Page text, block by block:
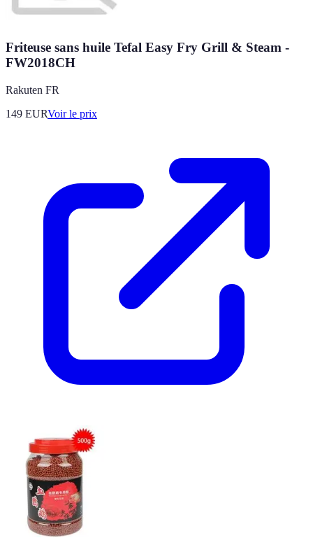
Friteuse sans huile Tefal Easy Fry Grill & Steam -
FW2018CH
Rakuten FR
149 EURVoir le prix